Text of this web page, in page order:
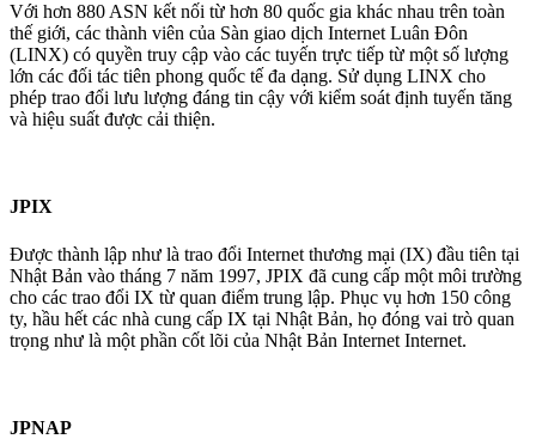
Với hơn 880 ASN kết nối từ hơn 80 quốc gia khác nhau trên toàn
thế giới, các thành viên của Sàn giao dịch Internet Luân Đôn
(LINX) có quyền truy cập vào các tuyến trực tiếp từ một số lượng
lớn các đối tác tiên phong quốc tế đa dạng. Sử dụng LINX cho
phép trao đổi lưu lượng đáng tin cậy với kiểm soát định tuyến tăng
và hiệu suất được cải thiện.
JPIX
Được thành lập như là trao đổi Internet thương mại (IX) đầu tiên tại
Nhật Bản vào tháng 7 năm 1997, JPIX đã cung cấp một môi trường
cho các trao đổi IX từ quan điểm trung lập. Phục vụ hơn 150 công
ty, hầu hết các nhà cung cấp IX tại Nhật Bản, họ đóng vai trò quan
trọng như là một phần cốt lõi của Nhật Bản Internet Internet.
JPNAP